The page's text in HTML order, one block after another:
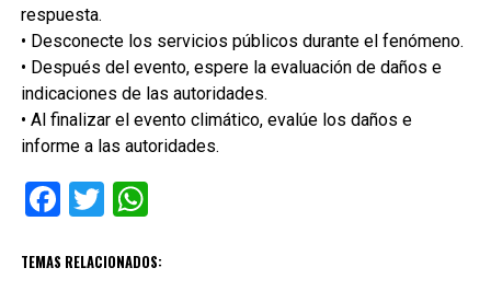
respuesta.
• Desconecte los servicios públicos durante el fenómeno.
• Después del evento, espere la evaluación de daños e
indicaciones de las autoridades.
• Al finalizar el evento climático, evalúe los daños e
informe a las autoridades.
Facebook
TwitterWhatsApp
TEMAS RELACIONADOS: